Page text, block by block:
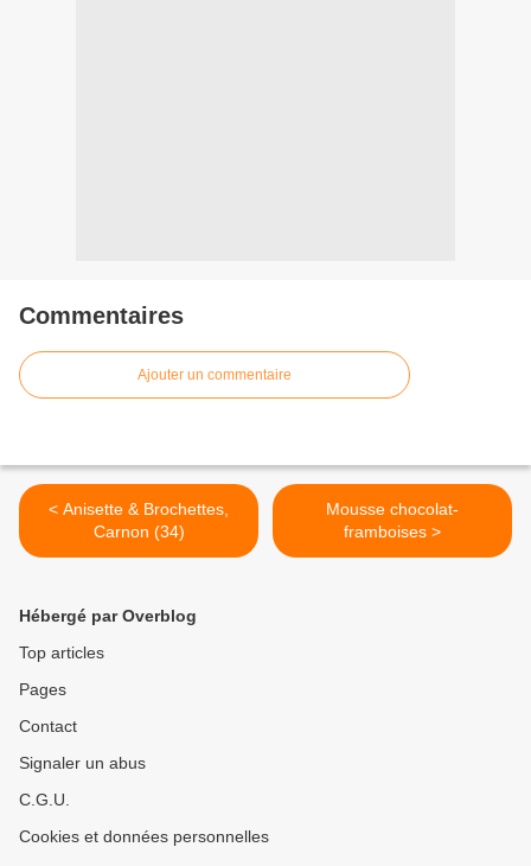
Commentaires
Ajouter un commentaire
< Anisette & Brochettes,
Carnon (34)
Mousse chocolat-
framboises >
Hébergé par Overblog
Top articles
Pages
Contact
Signaler un abus
C.G.U.
Cookies et données personnelles